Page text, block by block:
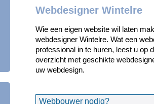
Webdesigner Wintelre
Wie een eigen website wil laten
webdesigner Wintelre. Wat een
professional in te huren, leest u op
overzicht met geschikte
uw webdesign.